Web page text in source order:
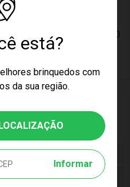
está?
brinquedos com
da sua região.
Informar
x 35,2 x 4,4 cm
N 01264-25 - NM300